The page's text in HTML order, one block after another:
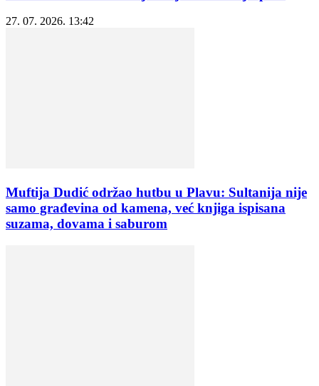
27. 07. 2026. 13:42
Muftija Dudić održao hutbu u Plavu: Sultanija nije
samo građevina od kamena, već knjiga ispisana
suzama, dovama i saburom